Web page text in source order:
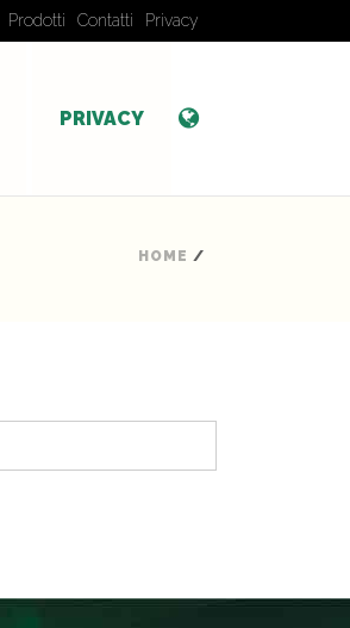
Prodotti Contatti Privacy
PRIVACY
HOME /